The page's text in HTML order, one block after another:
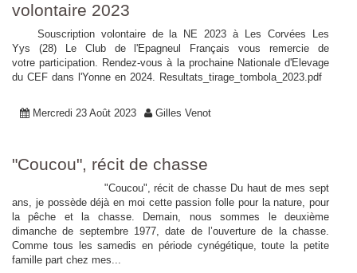
volontaire 2023
Souscription volontaire de la NE 2023 à Les Corvées Les
Yys (28) Le Club de l'Epagneul Français vous remercie de
votre participation. Rendez-vous à la prochaine Nationale d'Elevage
du CEF dans l'Yonne en 2024. Resultats_tirage_tombola_2023.pdf
Mercredi 23 Août 2023 Gilles Venot
"Coucou", récit de chasse
"Coucou", récit de chasse Du haut de mes sept
ans, je possède déjà en moi cette passion folle pour la nature, pour
la pêche et la chasse. Demain, nous sommes le deuxième
dimanche de septembre 1977, date de l’ouverture de la chasse.
Comme tous les samedis en période cynégétique, toute la petite
famille part chez mes...